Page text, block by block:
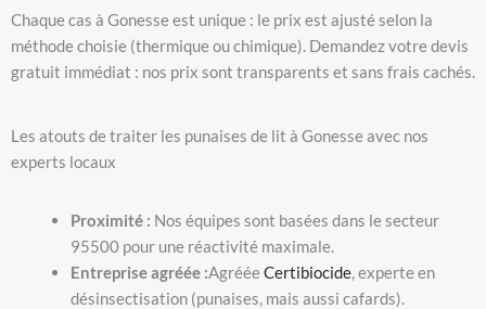
Chaque cas à Gonesse est unique : le prix est ajusté selon la
méthode choisie (thermique ou chimique). Demandez votre devis
gratuit immédiat : nos prix sont transparents et sans frais cachés.
Les atouts de traiter les punaises de lit à Gonesse avec nos
experts locaux
Proximité : Nos équipes sont basées dans le secteur
95500 pour une réactivité maximale.
Entreprise agréée :AgrééeCertibiocide , experte en
désinsectisation (punaises, mais aussi cafards).